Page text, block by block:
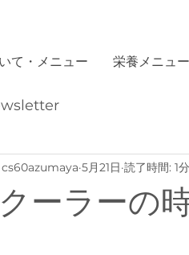
て・メニュー 栄養メニュー
ーラーの
cs60azumaya 5月21日 読了時間: 1分